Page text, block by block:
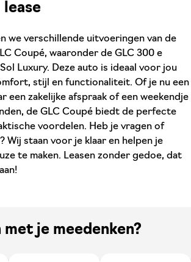
we verschillende uitvoeringen van de
Coupé, waaronder de GLC 300 e
Luxury. Deze auto is ideaal voor jou
stijl en functionaliteit. Of je nu een
een zakelijke afspraak of een weekendje
de GLC Coupé biedt de perfecte
voordelen. Heb je vragen of
Wij staan voor je klaar en helpen je
te maken. Leasen zonder gedoe, dat
met je meedenken?